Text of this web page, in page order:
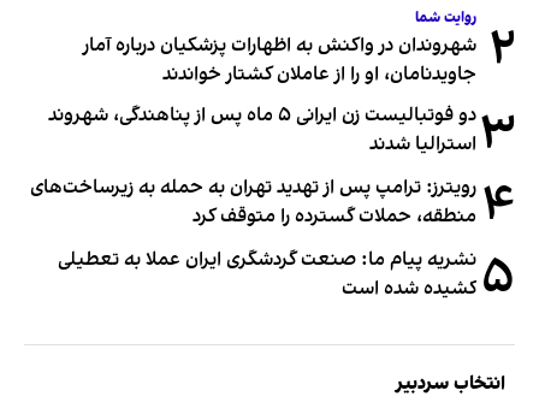
۲ روایت شما
شهروندان در واکنش به اظهارات پزشکیان درباره آمار
جاویدنامان، او را از عاملان کشتار خواندند
۳
دو فوتبالیست زن ایرانی ۵ ماه پس از پناهندگی، شهروند
استرالیا شدند
۴ رویترز: ترامپ پس از تهدید تهران به حمله به زیرساخت‌های
منطقه، حملات گسترده را متوقف کرد
۵ نشریه پیام ما: صنعت گردشگری ایران عملا به تعطیلی
کشیده شده است
انتخاب سردبیر